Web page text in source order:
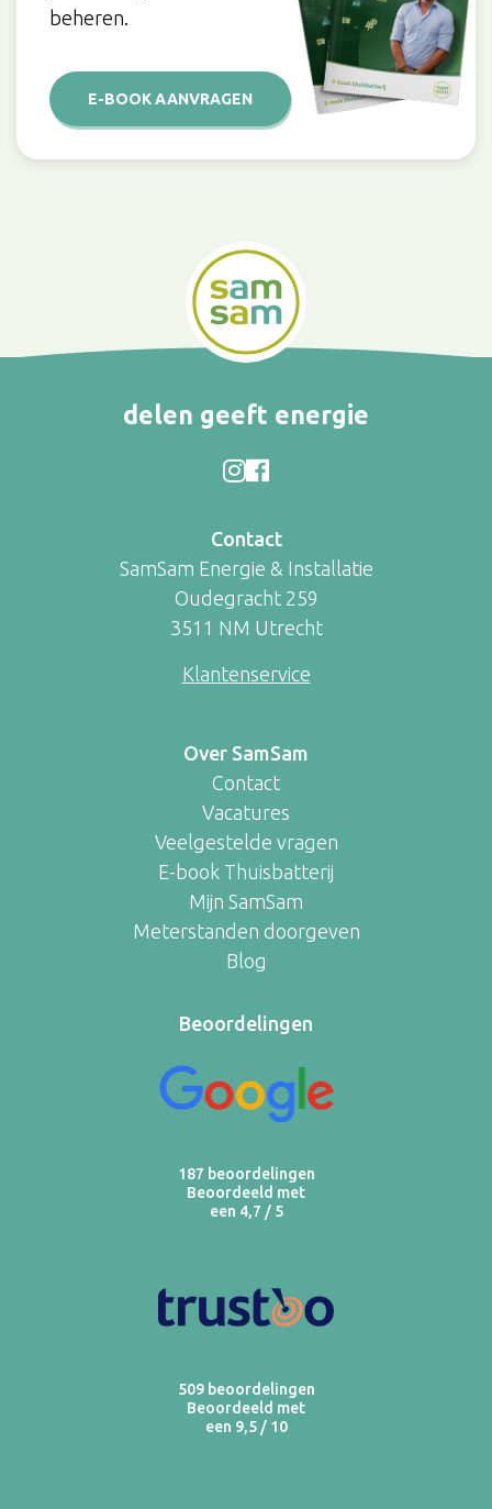
beheren.
E-BOOK AANVRAGEN
delen geeft energie
Contact
SamSam Energie & Installatie
Oudegracht 259
3511 NM Utrecht
Klantenservice
Over SamSam
Contact
Vacatures
Veelgestelde vragen
E-book Thuisbatterij
Mijn SamSam
Meterstanden doorgeven
Blog
Beoordelingen
187 beoordelingen
Beoordeeld met
een 4,7 / 5
509 beoordelingen
Beoordeeld met
een 9,5 / 10